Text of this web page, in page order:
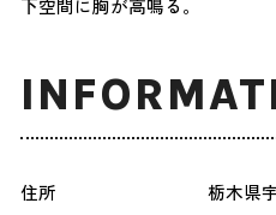
住所
栃木県